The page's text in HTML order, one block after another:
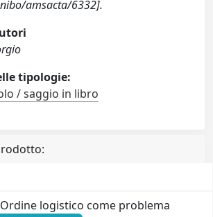
amsacta/6332].
tipologie:
/ saggio in libro
logistico come problema